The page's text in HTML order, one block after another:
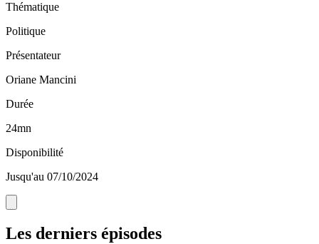
Thématique
Politique
Présentateur
Oriane Mancini
Durée
24mn
Disponibilité
Jusqu'au 07/10/2024
Les derniers épisodes